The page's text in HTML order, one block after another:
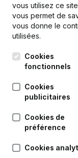
Personnel
vous utilisez ce
vous permet de
vous donne le
utilisées.
Cookies
fonctionnels
Cookies
publicitaires
Cookies de
préférence
Cookies